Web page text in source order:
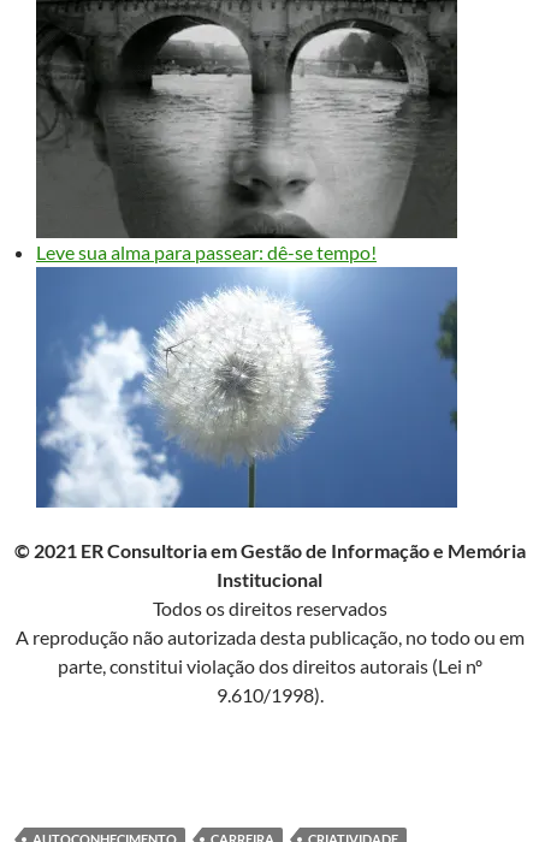
Leve sua alma para passear: dê-se tempo!
© 2021 ER Consultoria em Gestão de Informação e Memória
Institucional
Todos os direitos reservados
A reprodução não autorizada desta publicação, no todo ou em
parte, constitui violação dos direitos autorais (Lei nº
9.610/1998).